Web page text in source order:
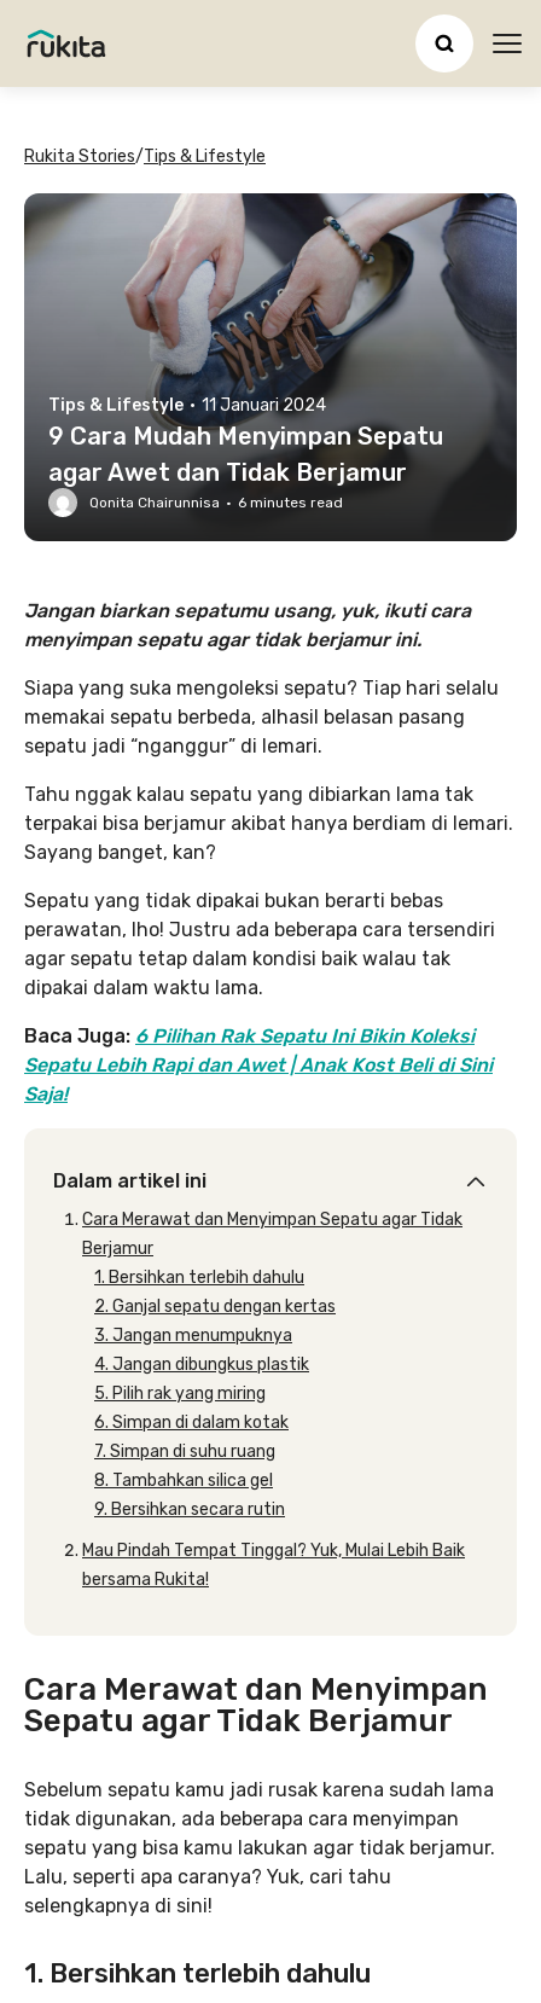
Rukita Stories/Tips & Lifestyle
Tips & Lifestyle · 11 Januari 2024
9 Cara Mudah Menyimpan Sepatu
agar Awet dan Tidak Berjamur
Qonita Chairunnisa · 6 minutes read
Jangan biarkan sepatumu usang, yuk, ikuti cara
menyimpan sepatu agar tidak berjamur ini.
Siapa yang suka mengoleksi sepatu? Tiap hari selalu
memakai sepatu berbeda, alhasil belasan pasang
sepatu jadi “nganggur” di lemari.
Tahu nggak kalau sepatu yang dibiarkan lama tak
terpakai bisa berjamur akibat hanya berdiam di lemari.
Sayang banget, kan?
Sepatu yang tidak dipakai bukan berarti bebas
perawatan, lho! Justru ada beberapa cara tersendiri
agar sepatu tetap dalam kondisi baik walau tak
dipakai dalam waktu lama.
Baca Juga: 6 Pilihan Rak Sepatu Ini Bikin Koleksi
Sepatu Lebih Rapi dan Awet | Anak Kost Beli di Sini
Saja!
Dalam artikel ini
Cara Merawat dan Menyimpan Sepatu agar Tidak
Berjamur
1. Bersihkan terlebih dahulu
2. Ganjal sepatu dengan kertas
3. Jangan menumpuknya
4. Jangan dibungkus plastik
5. Pilih rak yang miring
6. Simpan di dalam kotak
7. Simpan di suhu ruang
8. Tambahkan silica gel
9. Bersihkan secara rutin
Mau Pindah Tempat Tinggal? Yuk, Mulai Lebih Baik
bersama Rukita!
Cara Merawat dan Menyimpan
Sepatu agar Tidak Berjamur
Sebelum sepatu kamu jadi rusak karena sudah lama
tidak digunakan, ada beberapa cara menyimpan
sepatu yang bisa kamu lakukan agar tidak berjamur.
Lalu, seperti apa caranya? Yuk, cari tahu
selengkapnya di sini!
1. Bersihkan terlebih dahulu